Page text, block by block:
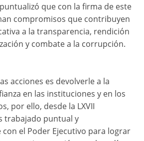
que con la firma de este
compromisos que contribuyen
a la transparencia, rendición
y combate a la corrupción.
acciones es devolverle a la
en las instituciones y en los
por ello, desde la LXVII
trabajado puntual y
el Poder Ejecutivo para lograr